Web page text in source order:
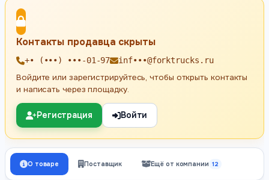
Контакты продавца скрыты
+• (•••) •••-01-97 inf•••@forktrucks.ru
Войдите или зарегистрируйтесь, чтобы открыть контакты
и написать через площадку.
Регистрация Войти
О товаре Поставщик Ещё от компании 12